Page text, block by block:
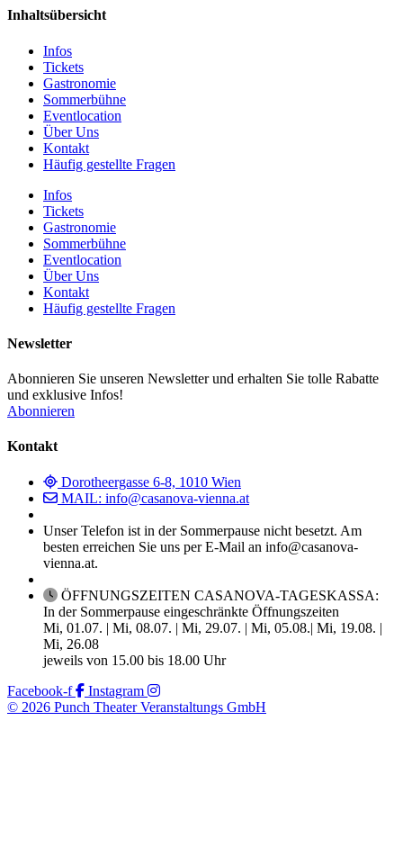
Inhaltsübersicht
Infos
Tickets
Gastronomie
Sommerbühne
Eventlocation
Über Uns
Kontakt
Häufig gestellte Fragen
Infos
Tickets
Gastronomie
Sommerbühne
Eventlocation
Über Uns
Kontakt
Häufig gestellte Fragen
Newsletter
Abonnieren Sie unseren Newsletter und erhalten Sie tolle Rabatte
und exklusive Infos!
Abonnieren
Kontakt
Dorotheergasse 6-8, 1010 Wien
MAIL: info@casanova-vienna.at
Unser Telefon ist in der Sommerpause nicht besetzt. Am
besten erreichen Sie uns per E-Mail an info@casanova-
vienna.at.
ÖFFNUNGSZEITEN CASANOVA-TAGESKASSA:
In der Sommerpause eingeschränkte Öffnungszeiten
Mi, 01.07. | Mi, 08.07. | Mi, 29.07. | Mi, 05.08.| Mi, 19.08. |
Mi, 26.08
jeweils von 15.00 bis 18.00 Uhr
Facebook-f
Instagram
© 2026 Punch Theater Veranstaltungs GmbH